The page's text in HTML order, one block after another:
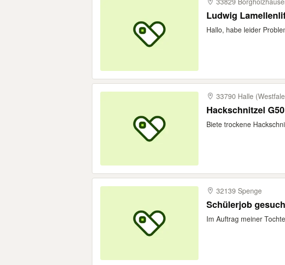
Ludwig
Hallo, habe leider
33790 Halle
Hackschnitzel
Biete trockene
32139 Spenge
Schülerjob
Im Auftrag meiner